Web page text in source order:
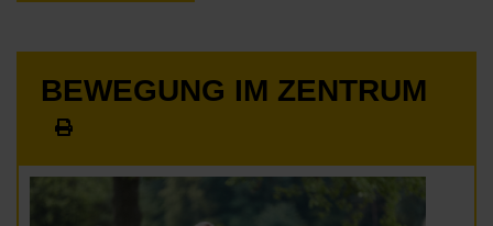
BEWEGUNG IM ZENTRUM